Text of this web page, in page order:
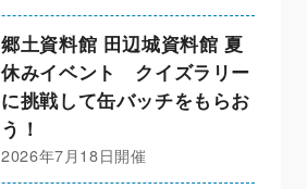
郷土資料館 田辺城資料館 夏
休みイベント クイズラリー
に挑戦して缶バッチをもらお
う！
2026年7月18日開催